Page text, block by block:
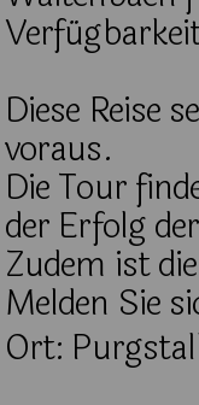
Diese Reise
voraus.
Die Tour
der Erfolg
Zudem ist
Melden Sie
Ort: